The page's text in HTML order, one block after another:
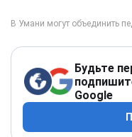
Будьте
Google